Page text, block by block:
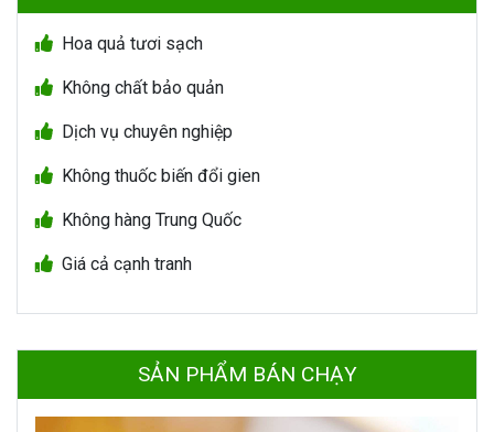
Hoa quả tươi sạch
Không chất bảo quản
Dịch vụ chuyên nghiệp
Không thuốc biến đổi gien
Không hàng Trung Quốc
Giá cả cạnh tranh
SẢN PHẨM BÁN CHẠY